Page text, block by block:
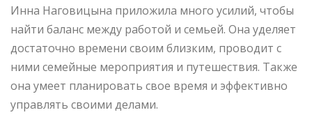
Инна Наговицына приложила много усилий, чтобы
найти баланс между работой и семьей. Она уделяет
достаточно времени своим близким, проводит с
ними семейные мероприятия и путешествия. Также
она умеет планировать свое время и эффективно
управлять своими делами.